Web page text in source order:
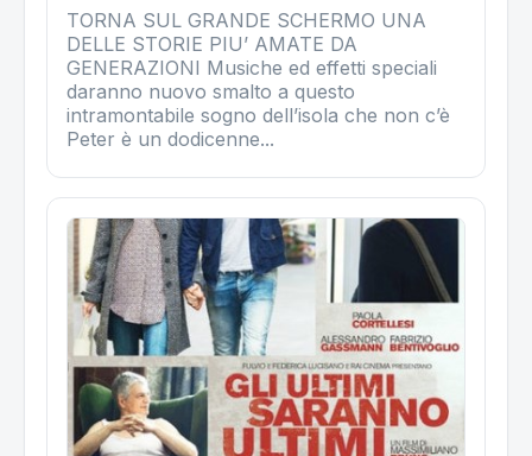
TORNA SUL GRANDE SCHERMO UNA
DELLE STORIE PIU’ AMATE DA
GENERAZIONI Musiche ed effetti speciali
daranno nuovo smalto a questo
intramontabile sogno dell’isola che non c’è
Peter è un dodicenne...